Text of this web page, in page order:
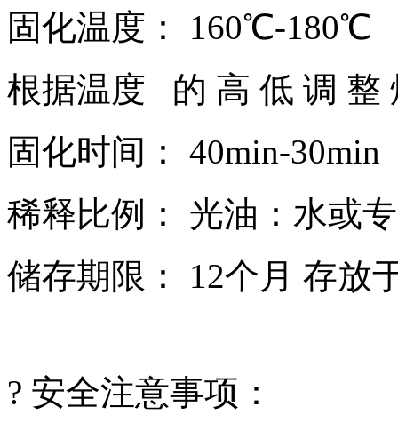
固化温度： 160℃-180℃
根据温度 的 高 低 调 整
固化时间： 40min-30min
稀释比例： 光油：水或
储存期限： 12个月 存放
? 安全注意事项：